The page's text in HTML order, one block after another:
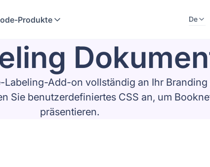
Produkte De
Add-on vollständig an Ihr Branding
Sie benutzerdefiniertes CSS an, um
präsentieren.